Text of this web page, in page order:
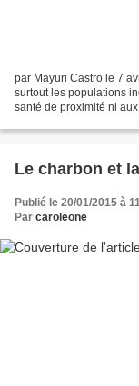
par Mayuri Castro le 7
surtout les populations
santé de proximité ni
Le charbon et
Publié le 20/01/2015 à
Par caroleone